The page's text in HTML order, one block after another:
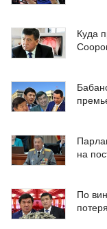
Куда
на
По